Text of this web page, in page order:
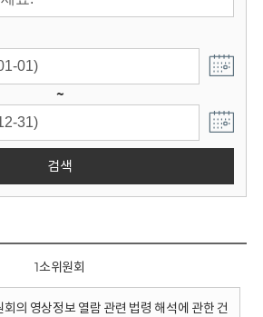
~
검색
1소위원회
의 영상정보 열람 관련 법령 해석에 관한 건